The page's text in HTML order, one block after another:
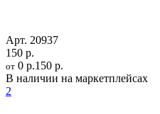
Арт. 20937
150 р.
от 0 р.150 р.
В наличии на маркетплейсах
2